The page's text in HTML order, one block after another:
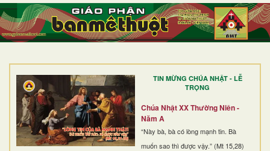
TIN MỪNG CHÚA NHẬT - LỄ
TRỌNG
Chúa Nhật XX Thường Niên -
Năm A
“Này bà, bà có lòng mạnh tin. Bà
muốn sao thì được vậy.” (Mt 15,28)
TRANG NHẤT
GIỚI THIỆU
DÒNG TU
BAN MỤC VỤ
ĐOÀN THỂ CG